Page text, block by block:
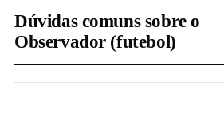
Dúvidas comuns sobre o
Observador (futebol)